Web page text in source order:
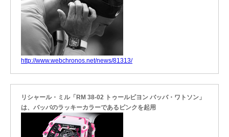
http://www.webchronos.net/news/81313/
リシャール・ミル「RM 38-02 トゥールビヨン バッバ・ワトソン」
は、バッバのラッキーカラーであるピンクを起用